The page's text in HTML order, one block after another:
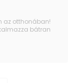
az otthonában!
bátran